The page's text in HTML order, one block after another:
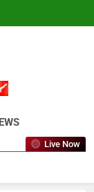
Live Now